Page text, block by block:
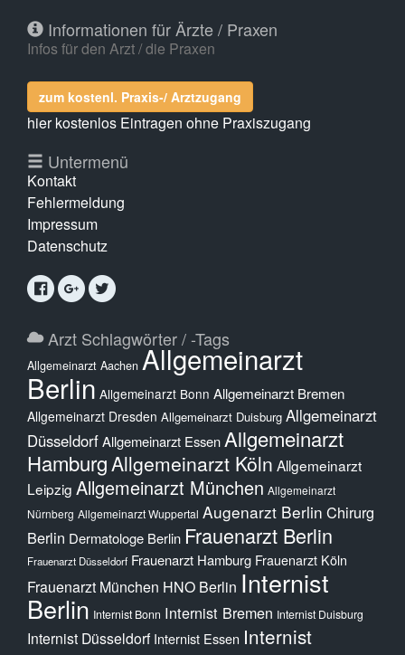
Informationen für Ärzte / Praxen
Infos für den Arzt / die Praxen
zum kostenl. Praxis-/ Arztzugang
hier kostenlos Eintragen ohne Praxiszugang
Untermenü
Kontakt
Fehlermeldung
Impressum
Datenschutz
Arzt Schlagwörter / -Tags
Allgemeinarzt Aachen Allgemeinarzt
Berlin Allgemeinarzt Bonn Allgemeinarzt Bremen
Allgemeinarzt Dresden Allgemeinarzt Duisburg Allgemeinarzt
DüsseldorfAllgemeinarzt Essen Allgemeinarzt
HamburgAllgemeinarzt Köln Allgemeinarzt
Leipzig Allgemeinarzt München Allgemeinarzt
Nürnberg Allgemeinarzt Wuppertal Augenarzt Berlin Chirurg
Berlin Dermatologe Berlin Frauenarzt Berlin
Frauenarzt Düsseldorf Frauenarzt Hamburg Frauenarzt Köln
Frauenarzt München HNO Berlin Internist
Berlin Internist Bonn Internist Bremen Internist Duisburg
Internist Düsseldorf Internist Essen Internist